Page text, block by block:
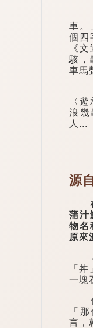
《
車。
個四
《
駭，
車馬
「
〈
浪幾
人...
源
在
蒲汁
物名
原來
早
「
一塊
例
「
言，